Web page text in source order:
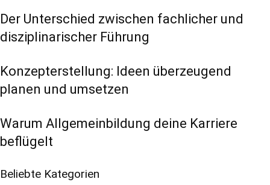
Der Unterschied zwischen fachlicher und
disziplinarischer Führung
Konzepterstellung: Ideen überzeugend
planen und umsetzen
Warum Allgemeinbildung deine Karriere
beflügelt
Beliebte Kategorien